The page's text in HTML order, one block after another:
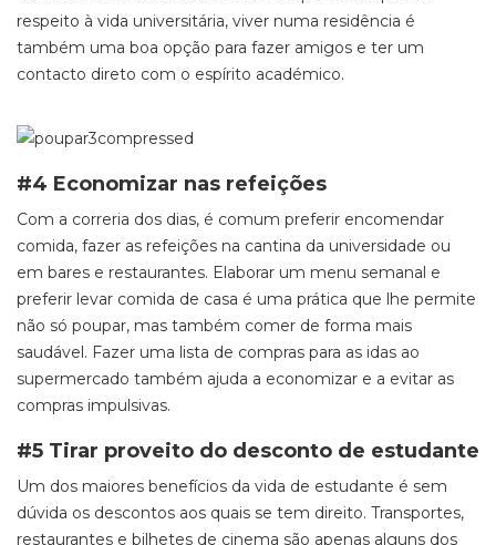
respeito à vida universitária, viver numa residência é
também uma boa opção para fazer amigos e ter um
contacto direto com o espírito académico.
#4 Economizar nas refeições
Com a correria dos dias, é comum preferir encomendar
comida, fazer as refeições na cantina da universidade ou
em bares e restaurantes. Elaborar um menu semanal e
preferir levar comida de casa é uma prática que lhe permite
não só poupar, mas também comer de forma mais
saudável. Fazer uma lista de compras para as idas ao
supermercado também ajuda a economizar e a evitar as
compras impulsivas.
#5 Tirar proveito do desconto de estudante
Um dos maiores benefícios da vida de estudante é sem
dúvida os descontos aos quais se tem direito. Transportes,
restaurantes e bilhetes de cinema são apenas alguns dos